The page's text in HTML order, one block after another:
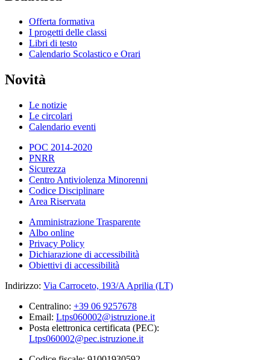
Offerta formativa
I progetti delle classi
Libri di testo
Calendario Scolastico e Orari
Novità
Le notizie
Le circolari
Calendario eventi
POC 2014-2020
PNRR
Sicurezza
Centro Antiviolenza Minorenni
Codice Disciplinare
Area Riservata
Amministrazione Trasparente
Albo online
Privacy Policy
Dichiarazione di accessibilità
Obiettivi di accessibilità
Indirizzo: Via Carroceto, 193/A Aprilia (LT)
Centralino: +39 06 9257678
Email: Ltps060002@istruzione.it
Posta elettronica certificata (PEC):
Ltps060002@pec.istruzione.it